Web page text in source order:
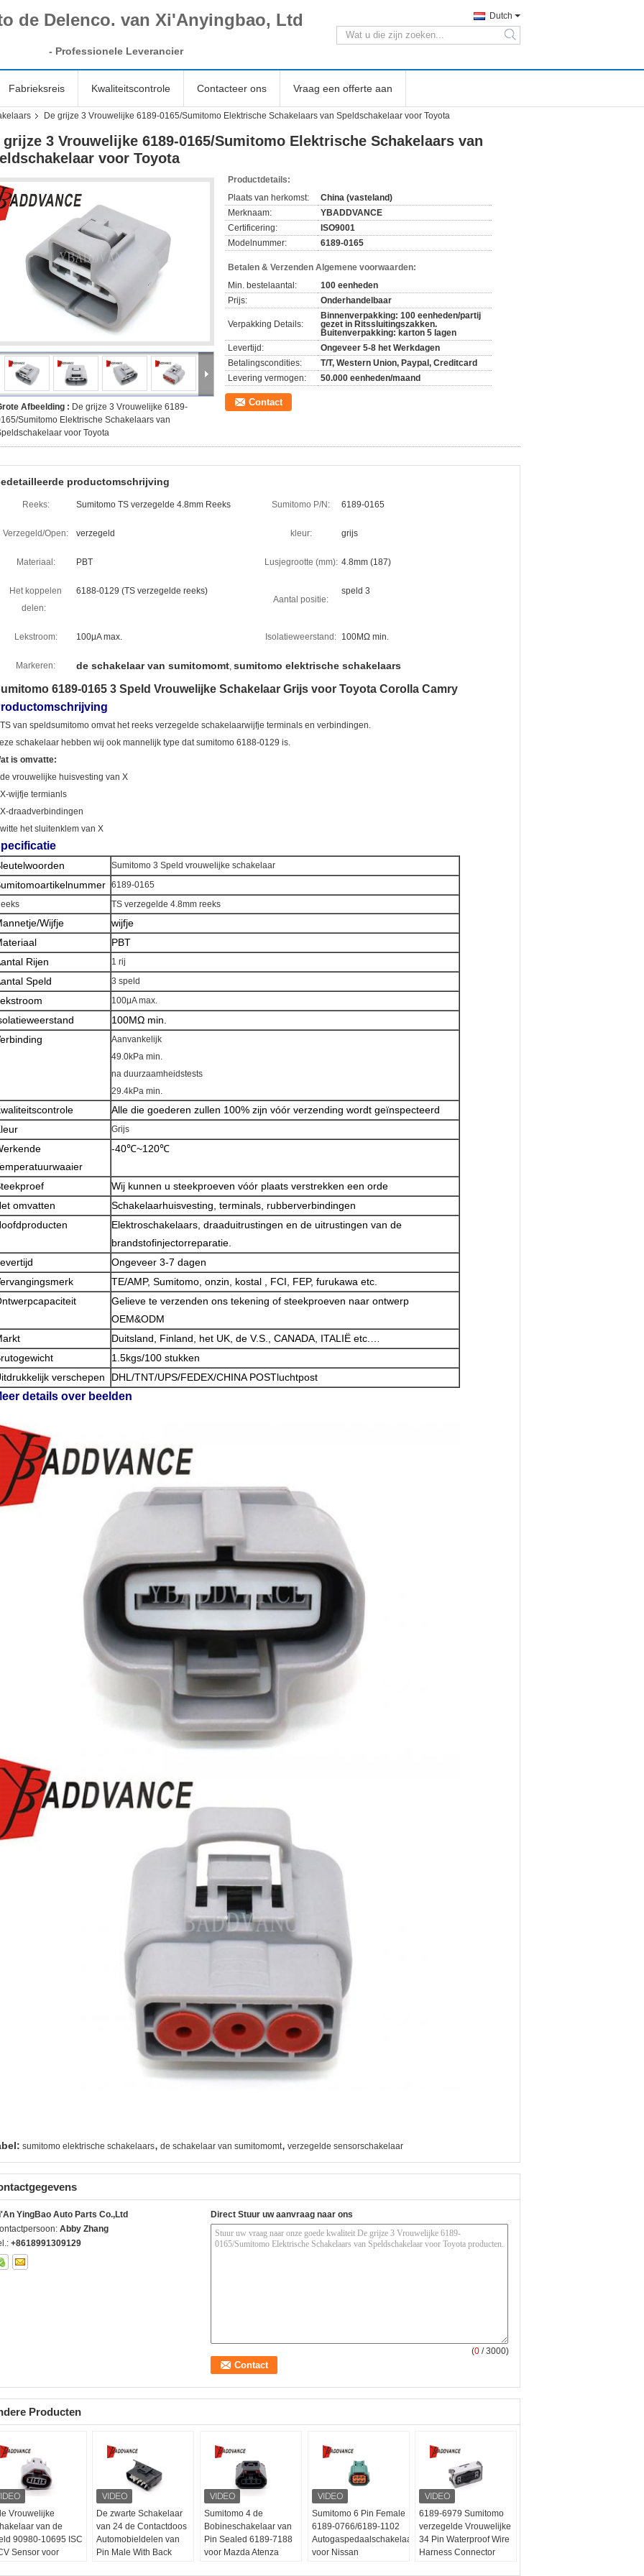
de Delenco. van Xi'Anyingbao, Ltd
- Professionele Leverancier
Dutch
search
Fabrieksreis Kwaliteitscontrole Contacteer ons Vraag een offerte aan
De grijze 3 Vrouwelijke 6189-0165/Sumitomo Elektrische Schakelaars van Speldschakelaar voor Toyota
grijze 3 Vrouwelijke 6189-0165/Sumitomo Elektrische Schakelaars van
voor Toyota
Afbeelding : De grijze 3 Vrouwelijke 6189-
Sumitomo Elektrische Schakelaars van
voor Toyota
Productdetails:
Plaats van herkomst:
China (vasteland)
Merknaam:
YBADDVANCE
Certificering:
ISO9001
Modelnummer:
6189-0165
Betalen & Verzenden Algemene voorwaarden:
Min. bestelaantal:
100 eenheden
Prijs:
Onderhandelbaar
Verpakking Details:
Binnenverpakking: 100 eenheden/partij
gezet in Ritssluitingszakken.
Buitenverpakking: karton 5 lagen
Levertijd:
Ongeveer 5-8 het Werkdagen
Betalingscondities:
T/T, Western Union, Paypal, Creditcard
Levering vermogen:
50.000 eenheden/maand
Contact
productomschrijving
Reeks: Sumitomo TS verzegelde 4.8mm Reeks Sumitomo P/N: 6189-0165
Verzegeld/Open: verzegeld kleur: grijs
Materiaal: PBT Lusjegrootte (mm): 4.8mm (187)
Het koppelen
delen:
6188-0129 (TS verzegelde reeks)
Aantal positie:
speld 3
Lekstroom: 100μA max. Isolatieweerstand: 100MΩ min.
Markeren: de schakelaar van sumitomomt, sumitomo elektrische schakelaars
6189-0165 3 Speld Vrouwelijke Schakelaar Grijs voor Toyota Corolla Camry
van speldsumitomo omvat het reeks verzegelde schakelaarwijfje terminals en verbindingen.
schakelaar hebben wij ook mannelijk type dat sumitomo 6188-0129 is.
is omvatte:
vrouwelijke huisvesting van X
wijfje termianls
draadverbindingen
het sluitenklem van X
Sumitomo 3 Speld vrouwelijke schakelaar
6189-0165
TS verzegelde 4.8mm reeks
Wijfje
wijfje
PBT
Rijen
1 rij
Speld 3 speld
100μA max.
100MΩ min.
Aanvankelijk
49.0kPa min.
na duurzaamheidstests
29.4kPa min.
Alle die goederen zullen 100% zijn vóór verzending wordt geïnspecteerd
Grijs
-40℃~120℃
Wij kunnen u steekproeven vóór plaats verstrekken een orde
omvatten
Schakelaarhuisvesting, terminals, rubberverbindingen
Elektroschakelaars, draaduitrustingen en de uitrustingen van de
brandstofinjectorreparatie.
Ongeveer 3-7 dagen
TE/AMP, Sumitomo, onzin, kostal , FCI, FEP, furukawa etc.
Gelieve te verzenden ons tekening of steekproeven naar ontwerp
OEM&ODM
Duitsland, Finland, het UK, de V.S., CANADA, ITALIË etc.…
1.5kgs/100 stukken
verschepen
DHL/TNT/UPS/FEDEX/CHINA POSTluchtpost
details over beelden
sumitomo elektrische schakelaars, de schakelaar van sumitomomt, verzegelde sensorschakelaar
YingBao Auto Parts Co.,Ltd
Abby Zhang
+8618991309129
Direct Stuur uw aanvraag naar ons
(0 / 3000)
Producten
Vrouwelijke
van de
90980-10695 ISC
Sensor voor
De zwarte Schakelaar
van 24 de Contactdoos
Automobieldelen van
Pin Male With Back
Sumitomo 4 de
Bobineschakelaar van
Pin Sealed 6189-7188
voor Mazda Atenza
Sumitomo 6 Pin Female
6189-0766/6189-1102
Autogaspedaalschakelaars
voor Nissan
6189-6979 Sumitomo
verzegelde Vrouwelijke
34 Pin Waterproof Wire
Harness Connector